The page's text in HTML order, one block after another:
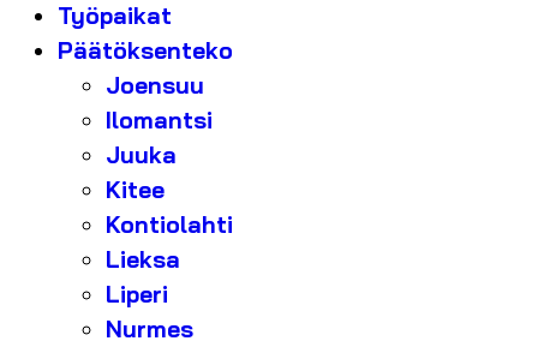
Työpaikat
Päätöksenteko
Joensuu
Ilomantsi
Juuka
Kitee
Kontiolahti
Lieksa
Liperi
Nurmes